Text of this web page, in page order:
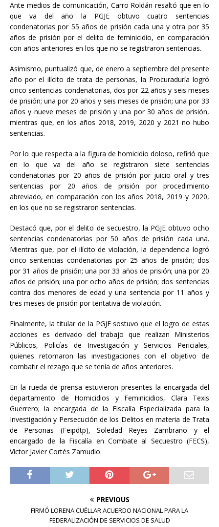
Ante medios de comunicación, Carro Roldán resaltó que en lo
que va del año la PGJE obtuvo cuatro sentencias
condenatorias por 55 años de prisión cada una y otra por 35
años de prisión por el delito de feminicidio, en comparación
con años anteriores en los que no se registraron sentencias.
Asimismo, puntualizó que, de enero a septiembre del presente
año por el ilícito de trata de personas, la Procuraduría logró
cinco sentencias condenatorias, dos por 22 años y seis meses
de prisión; una por 20 años y seis meses de prisión; una por 33
años y nueve meses de prisión y una por 30 años de prisión,
mientras que, en los años 2018, 2019, 2020 y 2021 no hubo
sentencias.
Por lo que respecta a la figura de homicidio doloso, refirió que
en lo que va del año se registraron siete sentencias
condenatorias por 20 años de prisión por juicio oral y tres
sentencias por 20 años de prisión por procedimiento
abreviado, en comparación con los años 2018, 2019 y 2020,
en los que no se registraron sentencias.
Destacó que, por el delito de secuestro, la PGJE obtuvo ocho
sentencias condenatorias por 50 años de prisión cada una.
Mientras que, por el ilícito de violación, la dependencia logró
cinco sentencias condenatorias por 25 años de prisión; dos
por 31 años de prisión; una por 33 años de prisión; una por 20
años de prisión; una por ocho años de prisión; dos sentencias
contra dos menores de edad y una sentencia por 11 años y
tres meses de prisión por tentativa de violación.
Finalmente, la titular de la PGJE sostuvo que el logro de estas
acciones es derivado del trabajo que realizan Ministerios
Públicos, Policías de Investigación y Servicios Periciales,
quienes retomaron las investigaciones con el objetivo de
combatir el rezago que se tenía de años anteriores.
En la rueda de prensa estuvieron presentes la encargada del
departamento de Homicidios y Feminicidios, Clara Texis
Guerrero; la encargada de la Fiscalía Especializada para la
Investigación y Persecución de los Delitos en materia de Trata
de Personas (Feipdtp), Soledad Reyes Zambrano y el
encargado de la Fiscalía en Combate al Secuestro (FECS),
Víctor Javier Cortés Zamudio.
PREVIOUS
FIRMÓ LORENA CUÉLLAR ACUERDO NACIONAL PARA LA
FEDERALIZACIÓN DE SERVICIOS DE SALUD